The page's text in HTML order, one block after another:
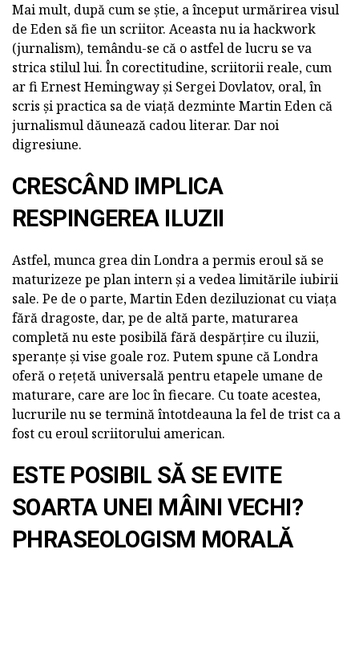
Mai mult, după cum se știe, a început urmărirea visul
de Eden să fie un scriitor. Aceasta nu ia hackwork
(jurnalism), temându-se că o astfel de lucru se va
strica stilul lui. În corectitudine, scriitorii reale, cum
ar fi Ernest Hemingway și Sergei Dovlatov, oral, în
scris și practica sa de viață dezminte Martin Eden că
jurnalismul dăunează cadou literar. Dar noi
digresiune.
CRESCÂND IMPLICA
RESPINGEREA ILUZII
Astfel, munca grea din Londra a permis eroul să se
maturizeze pe plan intern și a vedea limitările iubirii
sale. Pe de o parte, Martin Eden deziluzionat cu viața
fără dragoste, dar, pe de altă parte, maturarea
completă nu este posibilă fără despărțire cu iluzii,
speranțe și vise goale roz. Putem spune că Londra
oferă o rețetă universală pentru etapele umane de
maturare, care are loc în fiecare. Cu toate acestea,
lucrurile nu se termină întotdeauna la fel de trist ca a
fost cu eroul scriitorului american.
ESTE POSIBIL SĂ SE EVITE
SOARTA UNEI MÂINI VECHI?
PHRASEOLOGISM MORALĂ